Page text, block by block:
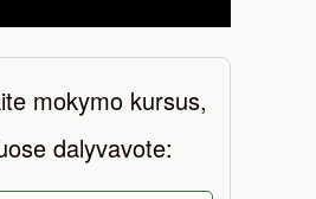
mokymo kursus,
dalyvavote: